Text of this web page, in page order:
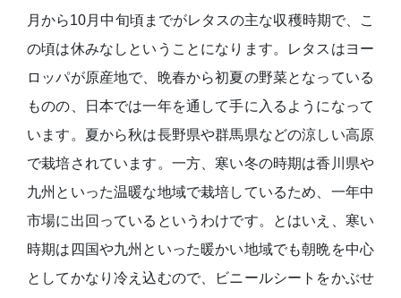
月から10月中旬頃までがレタスの主な収穫時期で、こ
の頃は休みなしということになります。レタスはヨー
ロッパが原産地で、晩春から初夏の野菜となっている
ものの、日本では一年を通して手に入るようになって
います。夏から秋は長野県や群馬県などの涼しい高原
で栽培されています。一方、寒い冬の時期は香川県や
九州といった温暖な地域で栽培しているため、一年中
市場に出回っているというわけです。とはいえ、寒い
時期は四国や九州といった暖かい地域でも朝晩を中心
としてかなり冷え込むので、ビニールシートをかぶせ